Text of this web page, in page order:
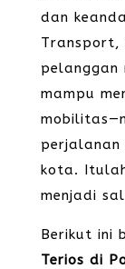
dan
Transport,
pelanggan
mampu
kota.
menjadi
Berikut ini
Terios di